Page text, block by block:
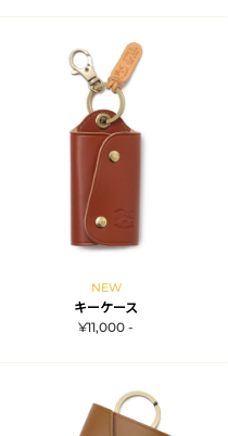
NEW
キーケース
¥11,000 -